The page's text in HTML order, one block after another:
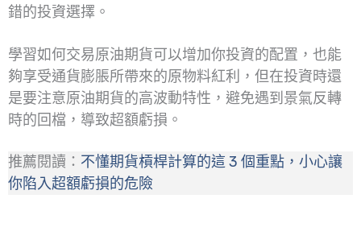
錯的投資選擇。
學習如何交易原油期貨可以增加你投資的配置，也能
夠享受通貨膨脹所帶來的原物料紅利，但在投資時還
是要注意原油期貨的高波動特性，避免遇到景氣反轉
時的回檔，導致超額虧損。
推薦閱讀： 不懂期貨槓桿計算的這 3 個重點，小心讓
你陷入超額虧損的危險